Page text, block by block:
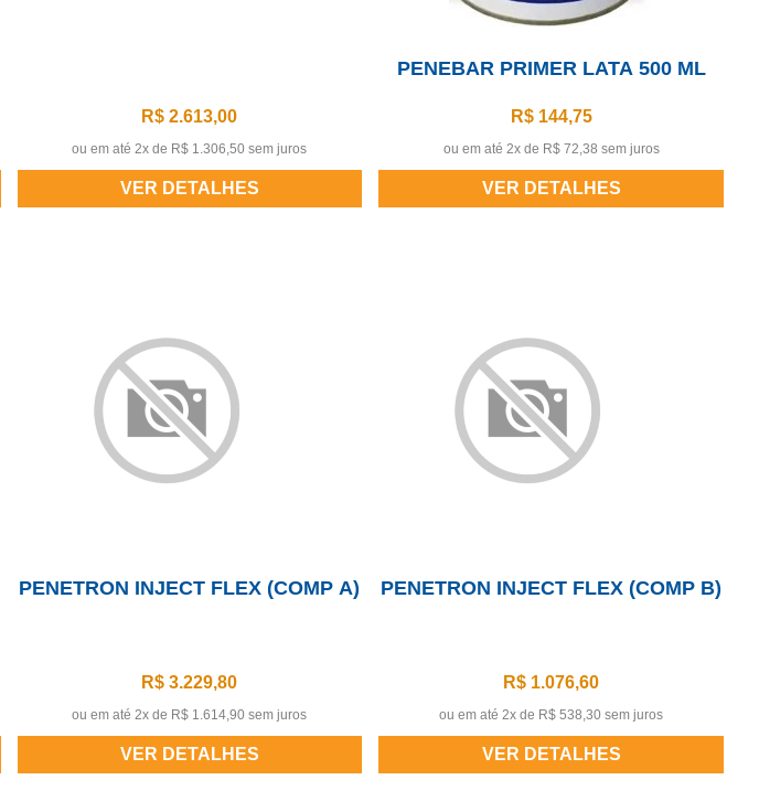
R$ 2.613,00
ou em até 2x de R$ 1.306,50 sem juros
VER DETALHES
PENEBAR PRIMER LATA 500 ML
R$ 144,75
ou em até 2x de R$ 72,38 sem juros
VER DETALHES
PENETRON INJECT FLEX (COMP A)
R$ 3.229,80
ou em até 2x de R$ 1.614,90 sem juros
VER DETALHES
PENETRON INJECT FLEX (COMP B)
R$ 1.076,60
ou em até 2x de R$ 538,30 sem juros
VER DETALHES